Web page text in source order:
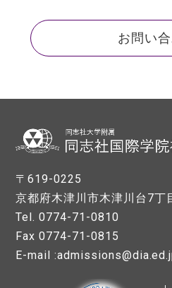
お問い
〒619-0225
京都府木津川市木津川台7丁
Tel. 0774-71-0810
Fax 0774-71-0815
E-mail